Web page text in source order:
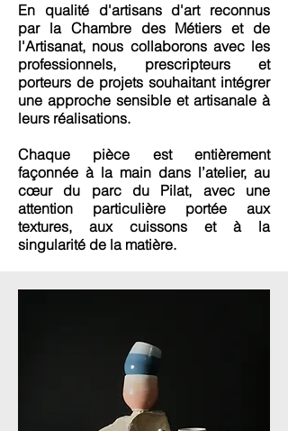
En qualité d'artisans d'art reconnus
par la Chambre des Métiers et de
l'Artisanat, nous collaborons avec les
professionnels, prescripteurs et
porteurs de projets souhaitant intégrer
une approche sensible et artisanale à
leurs réalisations.
Chaque pièce est entièrement
façonnée à la main dans l’atelier, au
cœur du parc du Pilat, avec une
attention particulière portée aux
textures, aux cuissons et à la
singularité de la matière.